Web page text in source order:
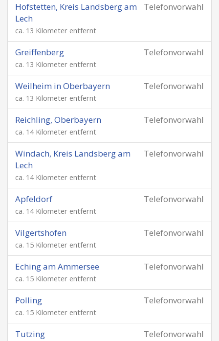
Telefonvorwahl
Hofstetten, Kreis Landsberg am
Lech
ca. 13 Kilometer entfernt
Telefonvorwahl
Greiffenberg
ca. 13 Kilometer entfernt
Telefonvorwahl
Weilheim in Oberbayern
ca. 13 Kilometer entfernt
Telefonvorwahl
Reichling, Oberbayern
ca. 14 Kilometer entfernt
Telefonvorwahl
Windach, Kreis Landsberg am
Lech
ca. 14 Kilometer entfernt
Telefonvorwahl
Apfeldorf
ca. 14 Kilometer entfernt
Telefonvorwahl
Vilgertshofen
ca. 15 Kilometer entfernt
Telefonvorwahl
Eching am Ammersee
ca. 15 Kilometer entfernt
Telefonvorwahl
Polling
ca. 15 Kilometer entfernt
Telefonvorwahl
Tutzing